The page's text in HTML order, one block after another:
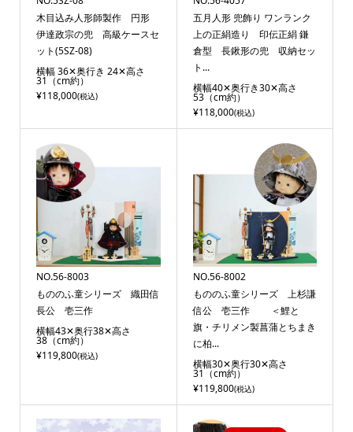
木目込み人形師製作 円形
伊達政宗の兜 高級ケースセ
ット(5SZ-08)
横幅 36✕奥行き 24✕高さ
31（cm約）
¥118,000(税込)
五月人形 兜飾り ワンランク
上の正絹造り 印伝正絹 鎌
倉型 長鍬形の兜 収納セッ
ト...
横幅40✕奥行き30✕高さ
53（cm約）
¥118,000(税込)
NO.56-8003
もののふ童シリーズ 織田信
長公 壱三作
横幅43✕奥行38✕高さ
38（cm約）
¥119,800(税込)
NO.56-8002
もののふ童シリーズ 上杉謙
信公 壱三作 ＜鯉と
旗・チリメン製菖蒲とちまき
に柏...
横幅30✕奥行30✕高さ
31（cm約）
¥119,800(税込)